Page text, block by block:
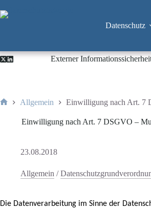
Inhalt
Datenschutz
Externer
Allgemein Einwilligung nach Art. 7
Einwilligung nach Art. 7 DSGVO –
23.08.2018
Allgemein /
Die Datenverarbeitung im Sinne der